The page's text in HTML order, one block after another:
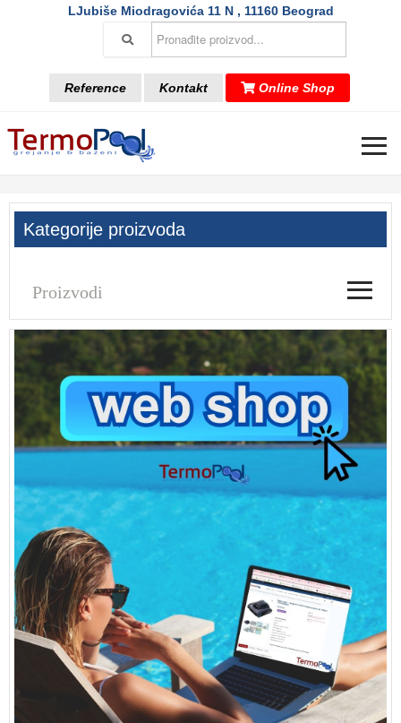
LJubiše Miodragovića 11 N , 11160 Beograd
Reference Kontakt Online Shop
≡
Kategorije proizvoda
Proizvodi ≡